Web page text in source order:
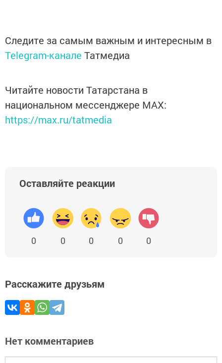
Следите за самым важным и интересным в
Telegram-канале Татмедиа
Читайте новости Татарстана в
национальном мессенджере MАХ:
https://max.ru/tatmedia
Оставляйте реакции
0 0 0 0 0
Расскажите друзьям
Нет комментариев